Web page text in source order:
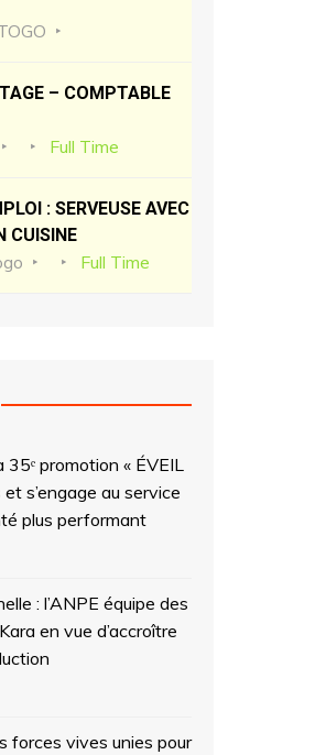
– COMPTABLE
Full Time
: SERVEUSE AVEC
CUISINE
Full Time
promotion « ÉVEIL
s’engage au service
plus performant
: l’ANPE équipe des
en vue d’accroître
forces vives unies pour